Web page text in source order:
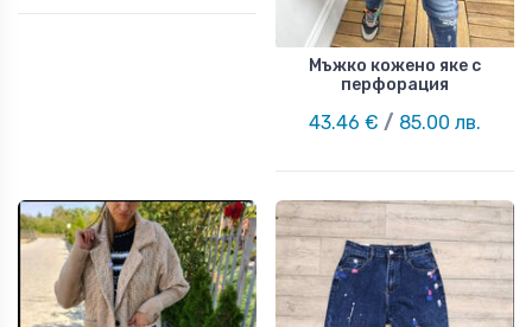
Мъжко кожено яке с
перфорация
43.46 € / 85.00 лв.